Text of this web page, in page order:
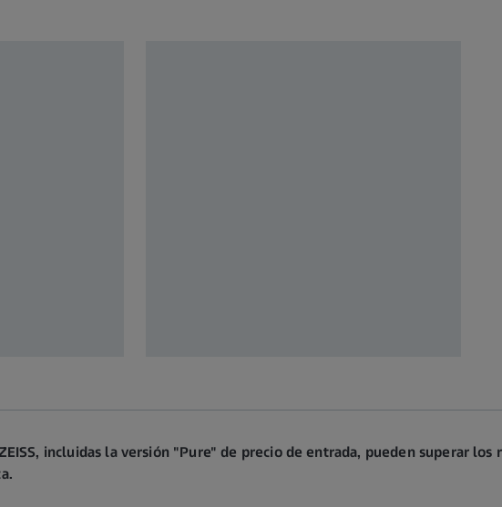
incluidas la versión "Pure" de precio de entrada, pueden superar